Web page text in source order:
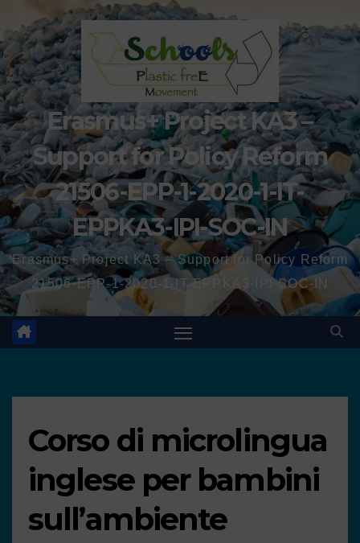
Erasmus+ Project KA3 –
Support for Policy Reform
21506-EPP-1-2020-1-IT-
EPPKA3-IPI-SOC-IN
Erasmus+ Project KA3 – Support for Policy Reform
21506-EPP-1-2020-1-IT-EPPKA3-IPI-SOC-IN
Corso di microlingua
inglese per bambini
sull’ambiente